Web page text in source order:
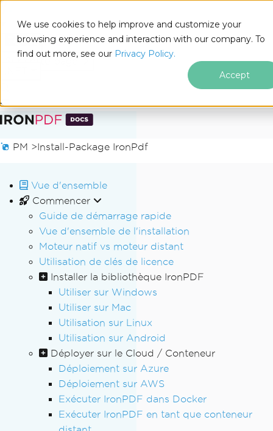
We use cookies to help improve and customize your
browsing experience and interaction with our company. To
find out more, see our Privacy Policy.
Accept
Passer au contenu du pied de page
Docs
Sur cette page
PM >Install-Package IronPdf
Vue d'ensemble
Commencer
Guide de démarrage rapide
Vue d'ensemble de l'installation
Moteur natif vs moteur distant
Utilisation de clés de licence
Installer la bibliothèque IronPDF
Utiliser sur Windows
Utiliser sur Mac
Utilisation sur Linux
Utilisation sur Android
Déployer sur le Cloud / Conteneur
Déploiement sur Azure
Déploiement sur AWS
Exécuter IronPDF dans Docker
Exécuter IronPDF en tant que conteneur